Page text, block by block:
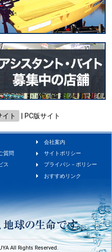
イト PC版サイト
会社案内
質問
サイトポリシー
ス
プライバシ－ポリシー
おすすめリンク
All Rights Reserved.